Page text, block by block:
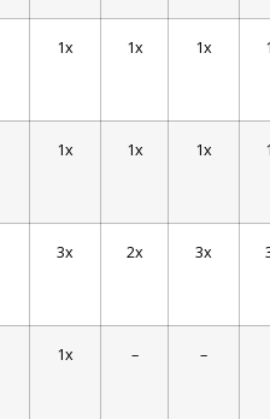
1x 1x 1x
1x 1x 1x
3x 2x 3x
1x – –